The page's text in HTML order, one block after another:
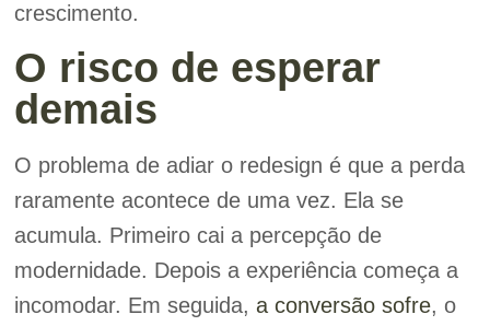
crescimento.
O risco de esperar
demais
O problema de adiar o redesign é que a perda
raramente acontece de uma vez. Ela se
acumula. Primeiro cai a percepção de
modernidade. Depois a experiência começa a
incomodar. Em seguida, a conversão sofre, o